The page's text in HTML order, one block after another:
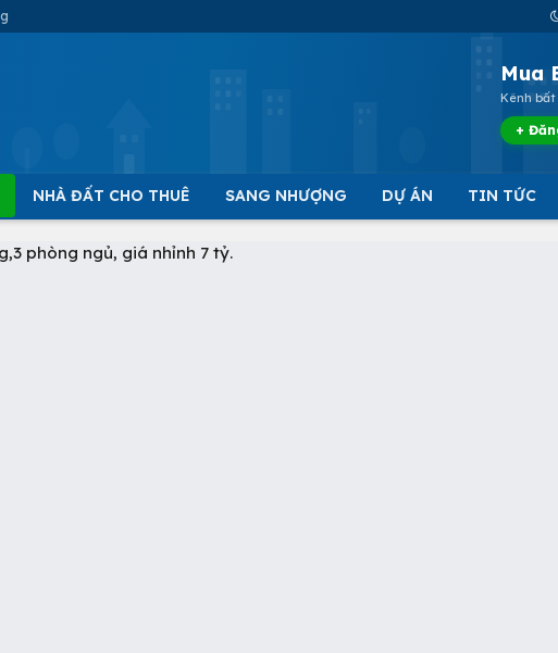
Mua
Kênh
+
NHÀ ĐẤT CHO THUÊ SANG NHƯỢNG DỰ ÁN TIN TỨC